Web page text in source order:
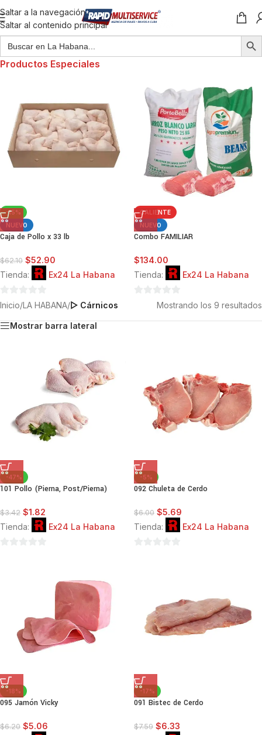
Saltar a la navegación
Saltar al contenido principal
Productos Especiales
-15%
NUEVO
Caja de Pollo x 33 lb
$62.10 $52.90
Tienda:
Ex24 La Habana
0
5
CALIENTE
NUEVO
Combo FAMILIAR
$134.00
Tienda:
Ex24 La Habana
Inicio/LA HABANA/▷ Cárnicos Mostrando los 9 resultados
Mostrar barra lateral
-47%
101 Pollo (Pierna, Post/Pierna)
$3.42 $1.82
Tienda:
Ex24 La Habana
-5%
092 Chuleta de Cerdo
$6.00 $5.69
Tienda:
Ex24 La Habana
-18%
095 Jamón Vicky
$6.20 $5.06
-17%
091 Bistec de Cerdo
$7.59 $6.33